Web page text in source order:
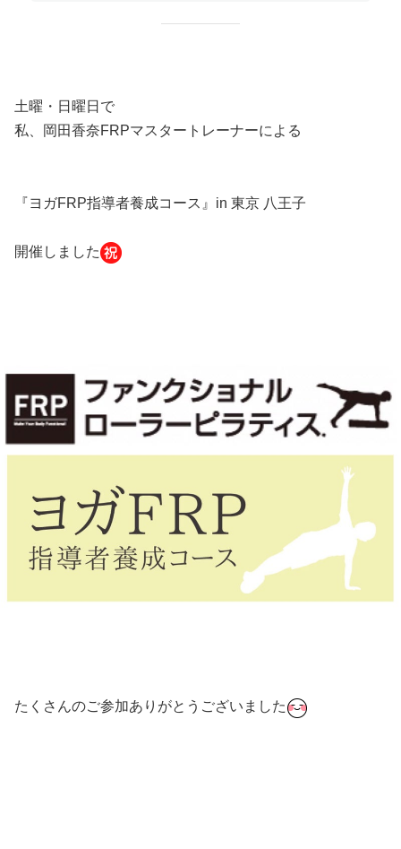
土曜・日曜日で
私、岡田香奈FRPマスタートレーナーによる
『ヨガFRP指導者養成コース』in 東京 八王子
開催しました
たくさんのご参加ありがとうございました